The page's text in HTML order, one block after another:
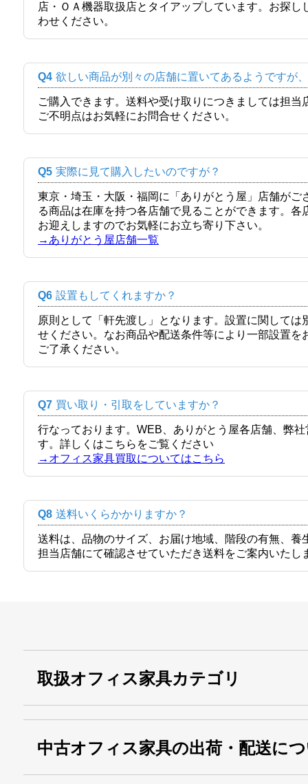
店・ＯＡ機器取扱店とタイアップしています。お探
わせください。
Q4 欲しい商品が別々の店舗に置いてあるようですが
ご購入できます。送料や受け取りにつきましては担
ご不明点はお気軽にお問合せください。
Q5 実際に見て購入したいのですが？
東京・埼玉・大阪・福岡に「ありがとう屋」店舗が
る商品は在庫を持つ各店舗で見ることができます。
お迎えしますのでお気軽にお立ち寄り下さい。
→ありがとう屋店舗一覧
Q6 設置もしてくれますか？
原則として「軒先渡し」となります。設置に関して
せください。なお商品や配送条件等により一部設置
ご了承ください。
Q7 買い取り・引取をしていますか？
行なっております。WEB、ありがとう屋各店舗、弊
す。詳しくはこちらをご覧ください
→オフィス家具買取についてはこちら
Q8 送料いくらかかりますか？
送料は、品物のサイズ、お届け地域、階段の有無、
担当店舗にて確認させていただき送料をご案内いたし
取扱オフィス家具カテゴリ
中古オフィス家具の出荷・配送に